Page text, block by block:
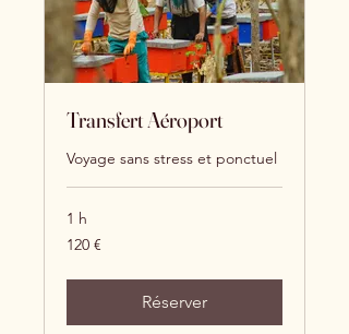
Transfert Aéroport
Voyage sans stress et ponctuel
1 h
120
euros
120 €
Réserver